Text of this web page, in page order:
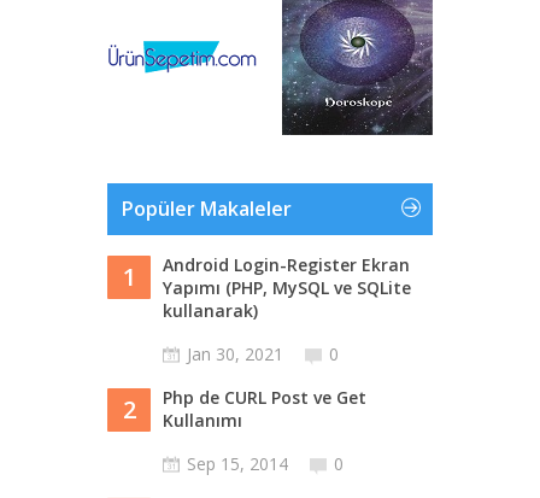
Popüler Makaleler
1
Android Login-Register Ekran
Yapımı (PHP, MySQL ve SQLite
kullanarak)
Jan 30, 2021
0
2
Php de CURL Post ve Get
Kullanımı
Sep 15, 2014
0